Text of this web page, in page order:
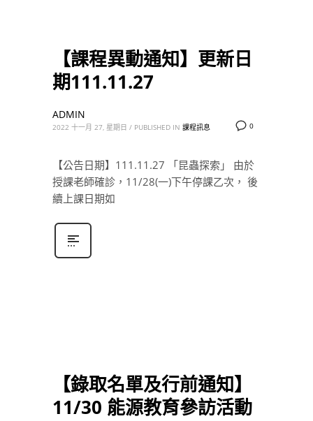
【課程異動通知】更新日
期111.11.27
0
ADMIN
2022 十一月 27, 星期日 / PUBLISHED IN 課程訊息
【公告日期】111.11.27 「昆蟲探索」 由於
授課老師確診，11/28(一)下午停課乙次， 後
續上課日期如
【錄取名單及行前通知】
11/30 能源教育參訪活動